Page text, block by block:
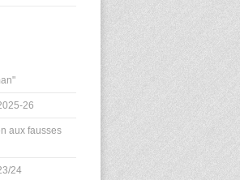
26
aux fausses
24